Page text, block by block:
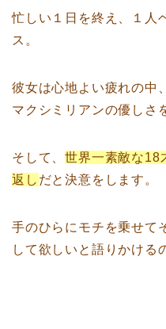
忙しい１日を終え、１人
ス。
彼女は心地よい疲れの中
マクシミリアンの優しさ
そして、世界一素敵な18
返し だと決意をします。
手のひらにモチを乗せて
して欲しいと語りかける